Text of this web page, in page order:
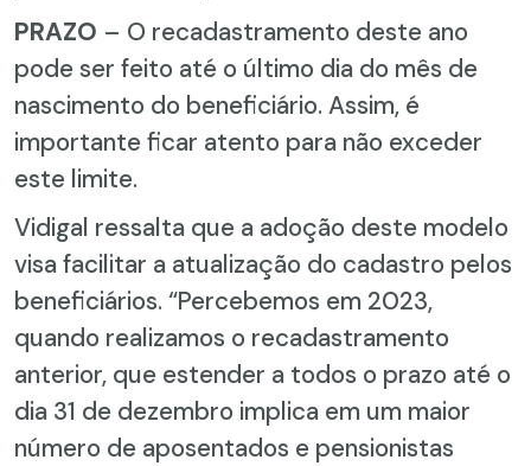
PRAZO – O recadastramento deste ano
pode ser feito até o último dia do mês de
nascimento do beneficiário. Assim, é
importante ficar atento para não exceder
este limite.
Vidigal ressalta que a adoção deste modelo
visa facilitar a atualização do cadastro pelos
beneficiários. “Percebemos em 2023,
quando realizamos o recadastramento
anterior, que estender a todos o prazo até o
dia 31 de dezembro implica em um maior
número de aposentados e pensionistas